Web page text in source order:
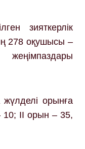
зияткерлік
278 оқушысы –
орынға
ІІ орын – 35,